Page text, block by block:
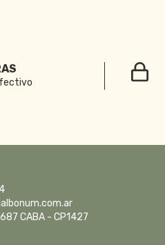
CABA - CP1427